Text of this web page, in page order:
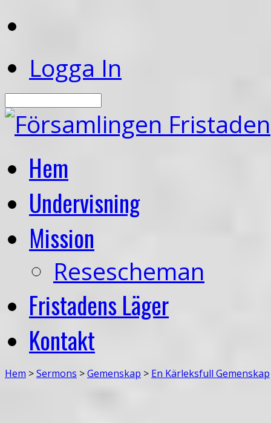
Logga In
Hem
Undervisning
Mission
Resescheman
Fristadens Läger
Kontakt
Hem >Sermons >Gemenskap > En Kärleksfull Gemenskap